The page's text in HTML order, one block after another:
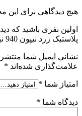
هیچ دیدگاهی برای
اولین نفری باشید که
پلاستیک زرد نیپون 940 نیم کوارت”
نشانی ایمیل شما
علامت‌گذاری شده‌اند *
امتیاز شما *
دیدگاه شما *